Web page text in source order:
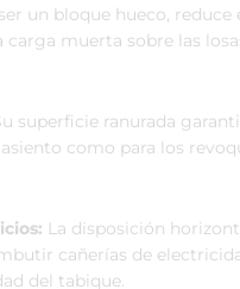
un bloque hueco, reduce
carga muerta sobre las
superficie ranurada
como para los
La disposición
cañerías de
del tabique.